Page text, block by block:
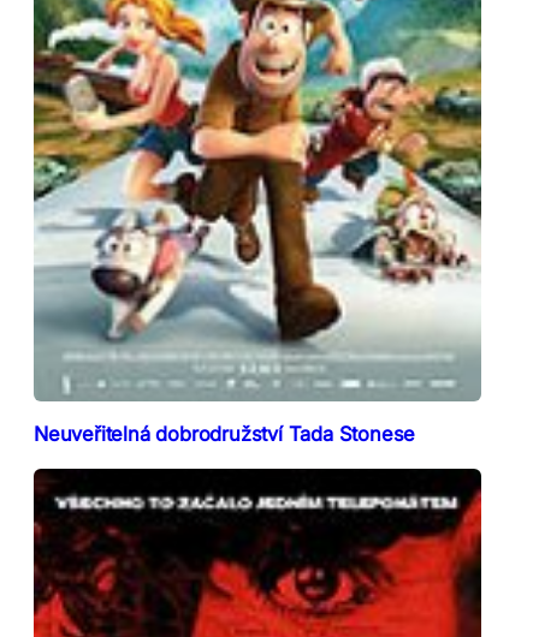
Neuveřitelná dobrodružství Tada Stonese